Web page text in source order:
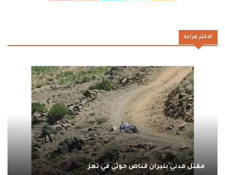
الاكثر قراءة
مقتل مدني بنيران قناص حوثي في تعز